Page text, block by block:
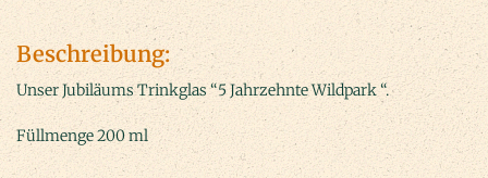
Beschreibung:
Unser Jubiläums Trinkglas “5 Jahrzehnte Wildpark “.
Füllmenge 200 ml